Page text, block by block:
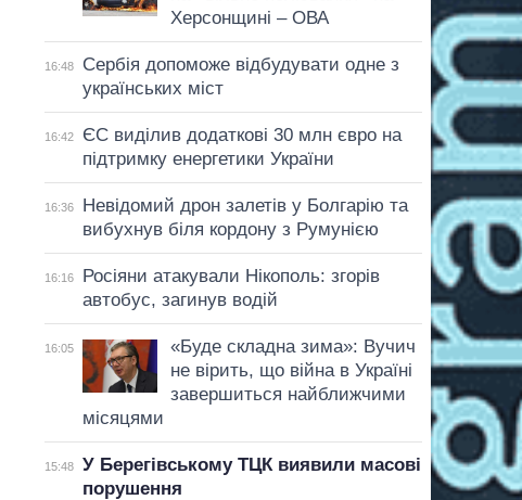
Херсонщині – ОВА
16:48
Сербія допоможе відбудувати одне з
українських міст
16:42
ЄС виділив додаткові 30 млн євро на
підтримку енергетики України
16:36
Невідомий дрон залетів у Болгарію та
вибухнув біля кордону з Румунією
16:16
Росіяни атакували Нікополь: згорів
автобус, загинув водій
16:05
«Буде складна зима»: Вучич
не вірить, що війна в Україні
завершиться найближчими
місяцями
15:48
У Берегівському ТЦК виявили масові
порушення